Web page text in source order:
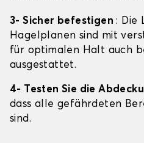
3- Sicher befestigen: Die
Hagelplanen sind mit
für optimalen Halt auch
ausgestattet.
4- Testen Sie die
dass alle gefährdeten
sind.